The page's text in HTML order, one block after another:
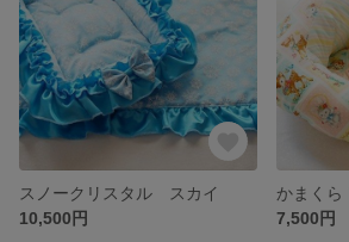
スノークリスタル スカイ
10,500円
かまくら
7,500円